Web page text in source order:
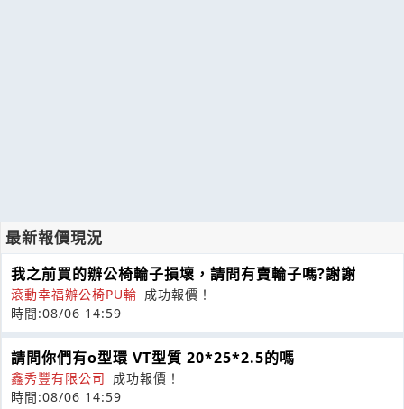
最新報價現況
我之前買的辦公椅輪子損壞，請問有賣輪子嗎?謝謝
滾動幸福辦公椅PU輪 成功報價！
時間:08/06 14:59
請問你們有o型環 VT型質 20*25*2.5的嗎
鑫秀豐有限公司 成功報價！
時間:08/06 14:59